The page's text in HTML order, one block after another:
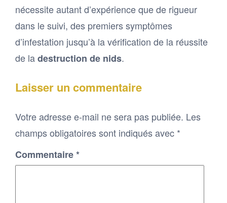
nécessite autant d’expérience que de rigueur
dans le suivi, des premiers symptômes
d’infestation jusqu’à la vérification de la réussite
de ladestruction de nids.
Laisser un commentaire
Votre adresse e-mail ne sera pas publiée. Les
champs obligatoires sont indiqués avec *
Commentaire*